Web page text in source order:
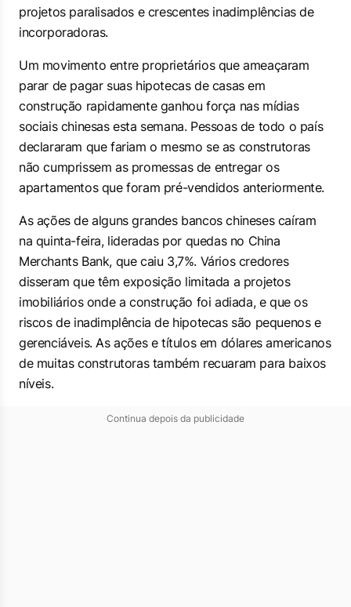
projetos paralisados e crescentes inadimplências de
incorporadoras.
Um movimento entre proprietários que ameaçaram
parar de pagar suas hipotecas de casas em
construção rapidamente ganhou força nas mídias
sociais chinesas esta semana. Pessoas de todo o país
declararam que fariam o mesmo se as construtoras
não cumprissem as promessas de entregar os
apartamentos que foram pré-vendidos anteriormente.
As ações de alguns grandes bancos chineses caíram
na quinta-feira, lideradas por quedas no China
Merchants Bank, que caiu 3,7%. Vários credores
disseram que têm exposição limitada a projetos
imobiliários onde a construção foi adiada, e que os
riscos de inadimplência de hipotecas são pequenos e
gerenciáveis. As ações e títulos em dólares americanos
de muitas construtoras também recuaram para baixos
níveis.
Continua depois da publicidade